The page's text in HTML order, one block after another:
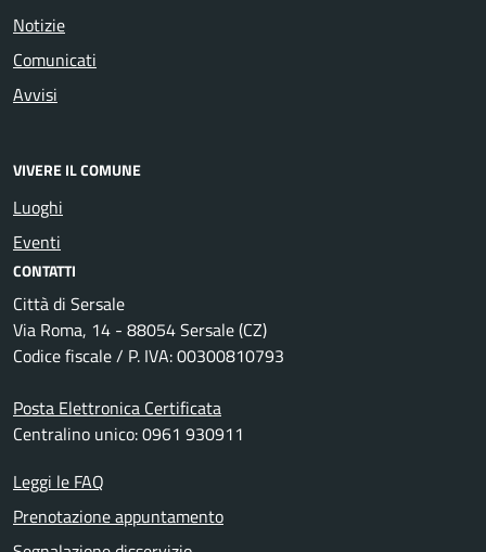
Notizie
Comunicati
Avvisi
VIVERE IL COMUNE
Luoghi
Eventi
CONTATTI
Città di Sersale
Via Roma, 14 - 88054 Sersale (CZ)
Codice fiscale / P. IVA: 00300810793
Posta Elettronica Certificata
Centralino unico: 0961 930911
Leggi le FAQ
Prenotazione appuntamento